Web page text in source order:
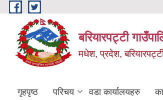
Skip to main content
बरियारपट्टी
मधेश, प्रदेश,
गृहपृष्ठ परिचय वडा कार्यालयहरु